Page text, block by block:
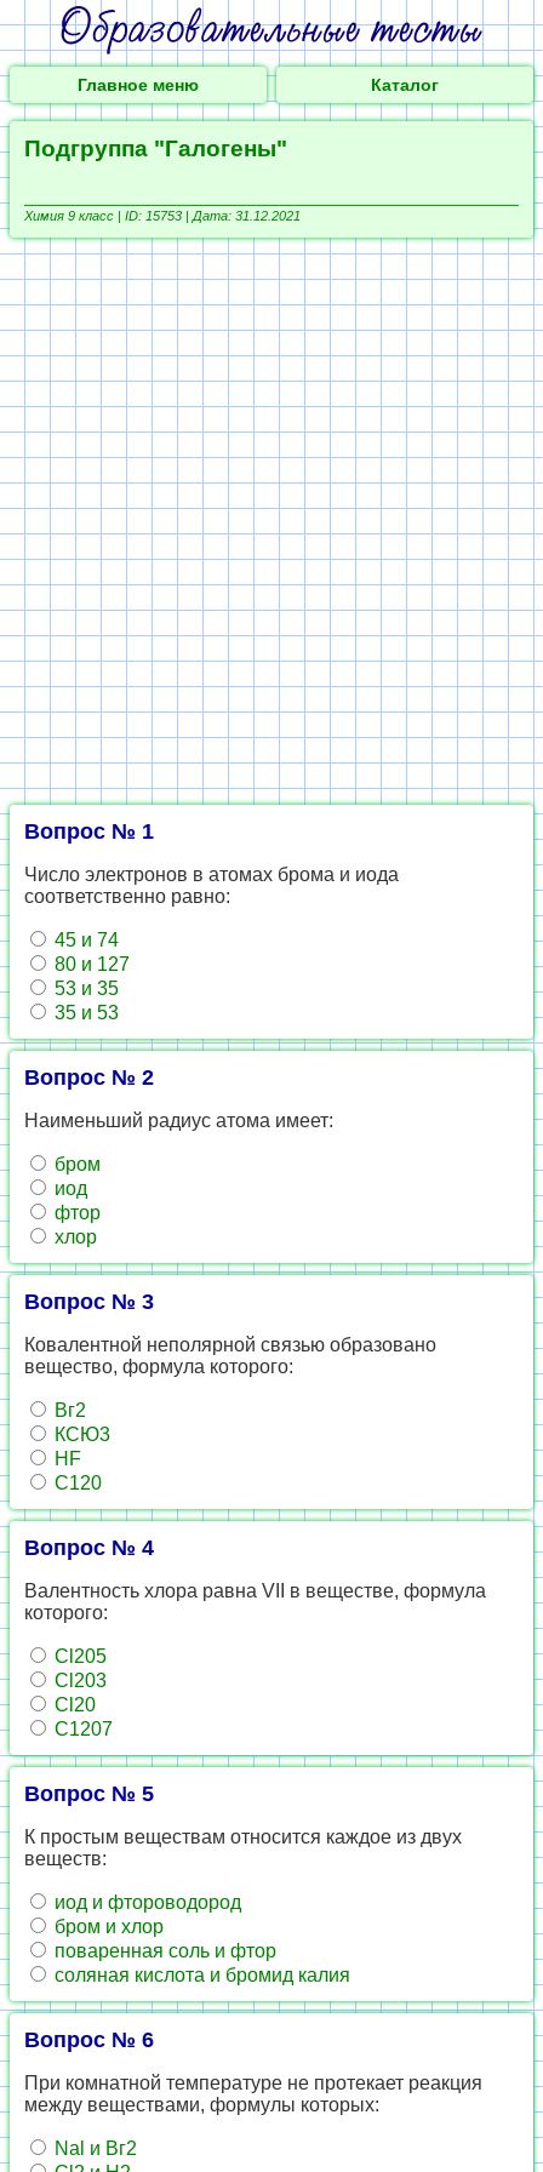
Главное меню Каталог
Подгруппа "Галогены"
Химия 9 класс | ID: 15753 | Дата: 31.12.2021
Вопрос № 1
Число электронов в атомах брома и иода
соответственно равно:
45 и 74
80 и 127
53 и 35
35 и 53
Вопрос № 2
Наименьший радиус атома имеет:
бром
иод
фтор
хлор
Вопрос № 3
Ковалентной неполярной связью образовано
вещество, формула которого:
Вг2
КСЮ3
HF
С120
Вопрос № 4
Валентность хлора равна VII в веществе, формула
которого:
Сl205
Сl203
Сl20
С1207
Вопрос № 5
К простым веществам относится каждое из двух
веществ:
иод и фтороводород
бром и хлор
поваренная соль и фтор
соляная кислота и бромид калия
Вопрос № 6
При комнатной температуре не протекает реакция
между веществами, формулы которых:
Nal и Вг2